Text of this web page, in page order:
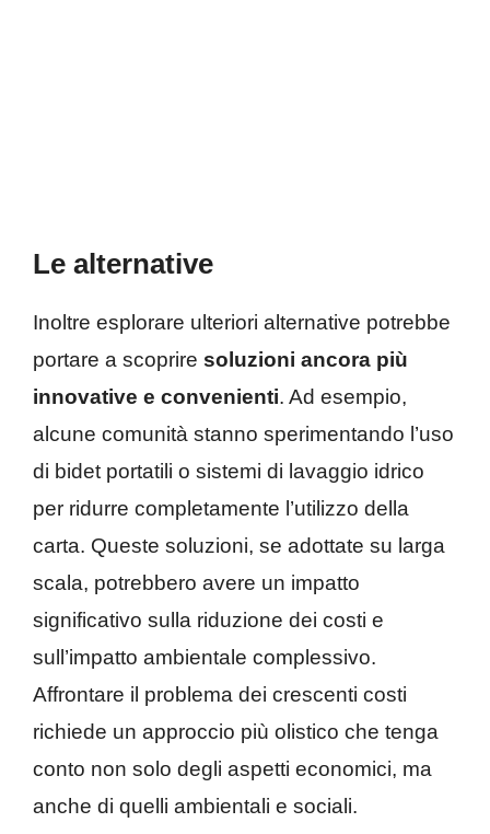
Le alternative
Inoltre esplorare ulteriori alternative potrebbe
portare a scoprire soluzioni ancora più
innovative e convenienti. Ad esempio,
alcune comunità stanno sperimentando l’uso
di bidet portatili o sistemi di lavaggio idrico
per ridurre completamente l’utilizzo della
carta. Queste soluzioni, se adottate su larga
scala, potrebbero avere un impatto
significativo sulla riduzione dei costi e
sull’impatto ambientale complessivo.
Affrontare il problema dei crescenti costi
richiede un approccio più olistico che tenga
conto non solo degli aspetti economici, ma
anche di quelli ambientali e sociali.